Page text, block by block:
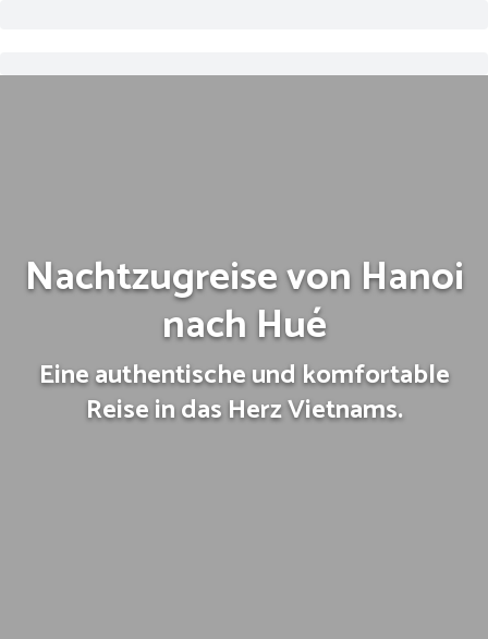
Nachtzugreise von Hanoi
nach Hué
Eine authentische und komfortable
Reise in das Herz Vietnams.